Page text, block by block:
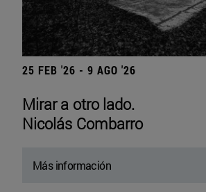
25 FEB '26 - 9 AGO '26
Mirar a otro lado.
Nicolás Combarro
Más información